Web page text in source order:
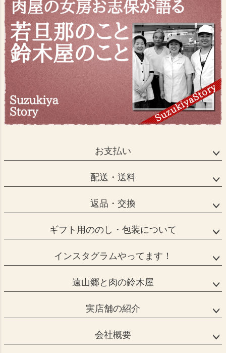
お支払い
配送・送料
返品・交換
ギフト用ののし・包装について
インスタグラムやってます！
遠山郷と肉の鈴木屋
実店舗の紹介
会社概要